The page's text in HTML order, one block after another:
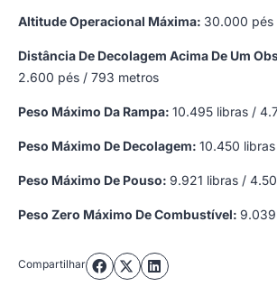
Altitude Operacional Máxima: 30.000 pés
Distância De Decolagem Acima De Um
2.600 pés / 793 metros
Peso Máximo Da Rampa: 10.495 libras /
Peso Máximo De Decolagem: 10.450
Peso Máximo De Pouso: 9.921 libras /
Peso Zero Máximo De Combustível: 9.039
Compartilhar